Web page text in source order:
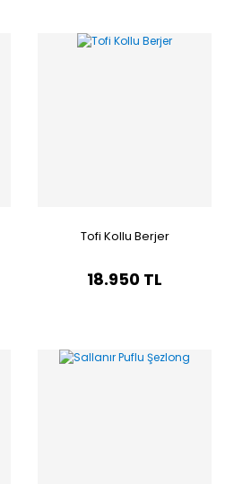
Tofi Kollu Berjer
18.950 TL